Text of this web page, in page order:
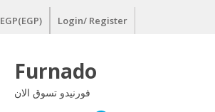
Login/ Register
EGP(EGP)
Furnado
فورنيدو تسوق الان